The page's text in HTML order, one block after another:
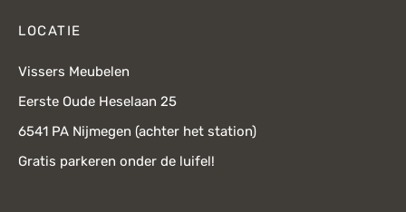
LOCATIE
Vissers Meubelen
Eerste Oude Heselaan 25
6541 PA Nijmegen (achter het station)
Gratis parkeren onder de luifel!